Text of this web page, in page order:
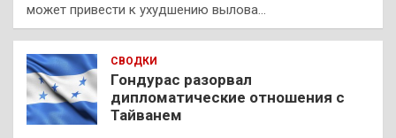
может привести к ухудшению вылова…
СВОДКИ
Гондурас разорвал
дипломатические отношения с
Тайванем